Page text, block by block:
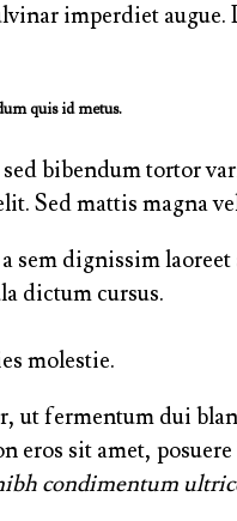
imperdiet
quis id metus.
bibendum tortor
Sed mattis magna
sem dignissim laoreet
dictum cursus.
molestie.
ut fermentum dui
eros sit amet,
condimentum